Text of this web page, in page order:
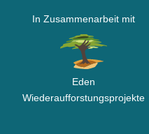
In Zusammenarbeit mit
Eden
Wiederaufforstungsprojekte